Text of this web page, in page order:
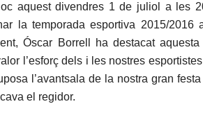
aquest divendres 1 de juliol a les
la temporada esportiva 2015/2016
Óscar Borrell ha destacat
l’esforç dels i les nostres
l’avantsala de la nostra gran
el regidor.